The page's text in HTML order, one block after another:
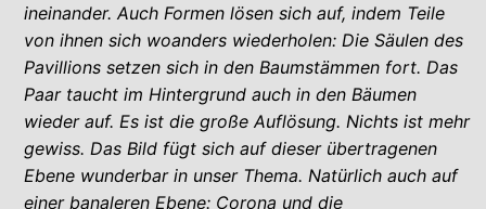
ineinander. Auch Formen lösen sich auf, indem Teile
von ihnen sich woanders wiederholen: Die Säulen des
Pavillions setzen sich in den Baumstämmen fort. Das
Paar taucht im Hintergrund auch in den Bäumen
wieder auf. Es ist die große Auflösung. Nichts ist mehr
gewiss. Das Bild fügt sich auf dieser übertragenen
Ebene wunderbar in unser Thema. Natürlich auch auf
einer banaleren Ebene: Corona und die